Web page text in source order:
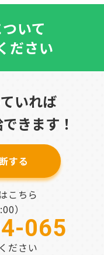
いて
ださい
いれば
きます！
する
こちら
）
065
ださい